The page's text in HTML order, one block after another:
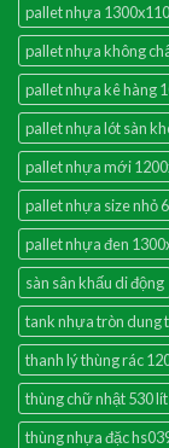
pallet nhựa
pallet nhựa không
pallet nhựa kê hàng
pallet nhựa lót sàn
pallet nhựa mới
pallet nhựa size nhỏ
pallet nhựa đen
sàn sân khấu di động
tank nhựa tròn dung
thanh lý thùng rác
thùng chữ nhật 530 lít
thùng nhựa đặc